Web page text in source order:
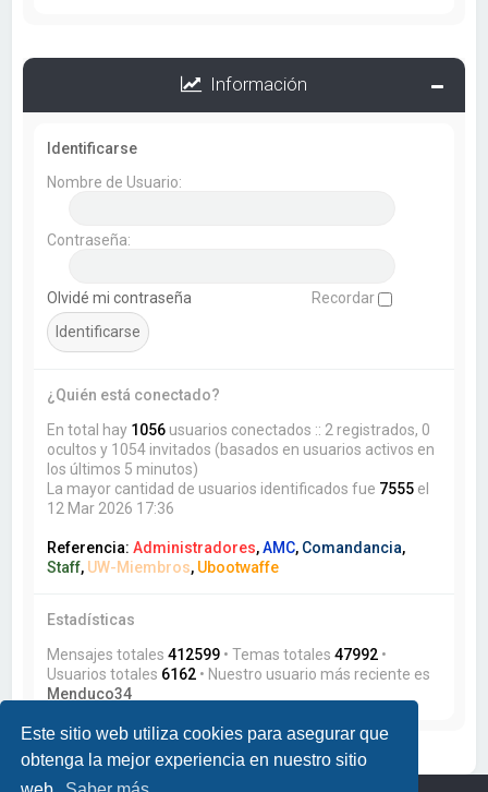
Este sitio web utiliza cookies para asegurar que
obtenga la mejor experiencia en nuestro sitio
Información
Identificarse
Nombre de Usuario:
Contraseña:
Olvidé mi contraseña Recordar
¿Quién está conectado?
En total hay 1056 usuarios conectados :: 2 registrados, 0
ocultos y 1054 invitados (basados en usuarios activos en
los últimos 5 minutos)
La mayor cantidad de usuarios identificados fue 7555 el
12 Mar 2026 17:36
Referencia:Administradores,AMC, Comandancia,
Staff, UW-Miembros, Ubootwaffe
Estadísticas
Mensajes totales412599 • Temas totales47992 •
Usuarios totales 6162 • Nuestro usuario más reciente es
Menduco34